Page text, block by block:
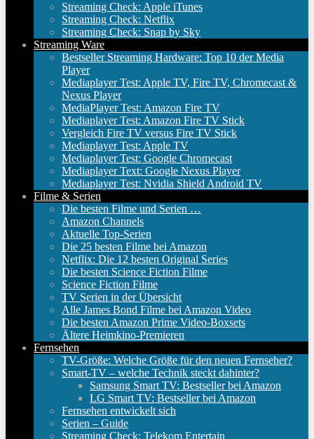
Streaming Check: Apple iTunes
Streaming Check: Netflix
Streaming Check: Snap by Sky
Streaming Ware
Bestseller Streaming Hardware: Top 10 der Media
Player
Mediaplayer Test: Apple TV, Fire TV, Chromecast &
Nexus Player
MediaPlayer Test: Amazon Fire TV
Mediaplayer Test: Amazon Fire TV Stick
Vergleich Fire TV versus Fire TV Stick
Mediaplayer Test: Apple TV
Mediaplayer Test: Google Chromecast
Mediaplayer Text: Google Nexus Player
Mediaplayer Test: Nvidia Shield Android TV
Filme & Serien
Die besten Filme und Serien …
Amazon Channels
Aktuelle Top-Serien
Die 25 besten Filme bei Amazon
Netflix: Die 12 besten Original Series
Die besten Science Fiction Filme
Science Fiction Filme
TV Serien in der Übersicht
Alle James Bond Filme bei Amazon Video
Die besten Amazon Prime Video-Boxsets
Ältere Heimkino-Premieren
Fernsehen
TV-Größe: Welche Größe für den neuen Fernseher?
Smart-TV – welche Technik steckt dahinter?
Samsung Smart TV: Bestseller bei Amazon
LG Smart TV: Bestseller bei Amazon
Fernsehen entwickelt sich
Serien – Guide
Streaming Check: Telekom Entertain